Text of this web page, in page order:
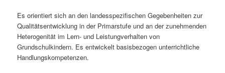
Es orientiert sich an den landesspezifischen Gegebenheiten zur
Qualitätsentwicklung in der Primarstufe und an der zunehmenden
Heterogenität im Lern- und Leistungverhalten von
Grundschulkindern. Es entwickelt basisbezogen unterrichtliche
Handlungskompetenzen.